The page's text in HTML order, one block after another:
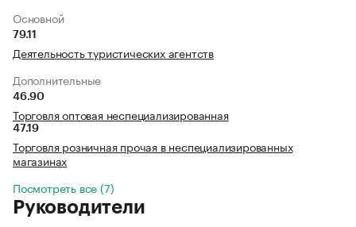
Основной
79.11
Деятельность туристических агентств
Дополнительные
46.90
Торговля оптовая неспециализированная
47.19
Торговля розничная прочая в неспециализированных
магазинах
Посмотреть все (7)
Руководители